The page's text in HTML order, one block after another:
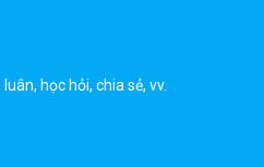
học hỏi, chia sẻ, vv.